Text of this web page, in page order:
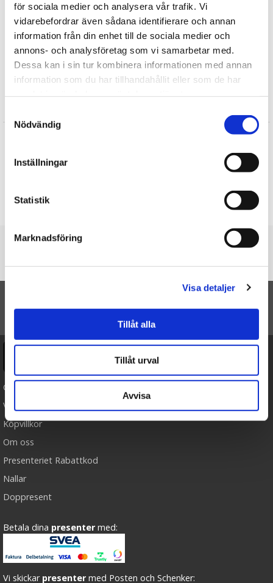
för sociala medier och analysera vår trafik. Vi
vidarebefordrar även sådana identifierare och annan
information från din enhet till de sociala medier och
annons- och analysföretag som vi samarbetar med.
Dessa kan i sin tur kombinera informationen med annan
information som du har tillhandahållit eller som de har
Nödvändig
Inställningar
Statistik
Marknadsföring
Visa detaljer
Tillåt alla
Tillåt urval
Avvisa
Till Fröken/Lärare/Pedagog
Sköna Ting
Sommar
Presenter till Lärare
Presenter till Pedagog
Startsidan Kort "Glad Sommar" (svart/vit)
Cookies
Varumärken
Köpvillkor
Om oss
Presenteriet Rabattkod
Nallar
Doppresent
Betala dina presenter med:
Vi skickar presenter med Posten och Schenker: